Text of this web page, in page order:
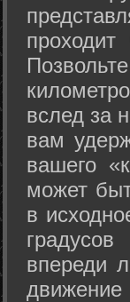
вслед за
вам
вашего
может
в
впереди